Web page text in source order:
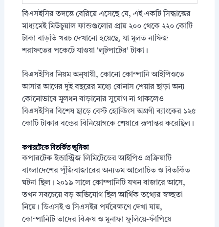
বিএসইসির তদন্তে বেরিয়ে এসেছে যে, এই একটি সিদ্ধান্তের
মাধ্যমেই মিউচুয়াল ফান্ডগুলোর প্রায় ২০০ থেকে ২২০ কোটি
টাকা বাড়তি খরচ দেখানো হয়েছে, যা মূলত নাফিজ
শরাফতের পকেটে যাওয়া ‘লুটপাটের’ টাকা।
বিএসইসির নিয়ম অনুযায়ী, কোনো কোম্পানি আইপিওতে
আসার আগের দুই বছরের মধ্যে বোনাস শেয়ার ছাড়া অন্য
কোনোভাবে মূলধন বাড়ানোর সুযোগ না থাকলেও
বিএসইসির বিশেষ ছাড়ে বেস্ট হোল্ডিংস অগ্রণী ব্যাংকের ১২৫
কোটি টাকার বন্ডের বিনিয়োগকে শেয়ারে রূপান্তর করেছিল।
কপারটেকে বিতর্কিত ভূমিকা
কপারটেক ইন্ডাস্ট্রিজ লিমিটেডের আইপিও প্রক্রিয়াটি
বাংলাদেশের পুঁজিবাজারের অন্যতম আলোচিত ও বিতর্কিত
ঘটনা ছিল। ২০১৯ সালে কোম্পানিটি যখন বাজারে আসে,
তখন সবচেয়ে বড় অভিযোগ ছিল আর্থিক তথ্যের স্বচ্ছতা
নিয়ে। ডিএসই ও সিএসইর পর্যবেক্ষণে দেখা যায়,
কোম্পানিটি তাদের বিক্রয় ও মুনাফা ফুলিয়ে-ফাঁপিয়ে